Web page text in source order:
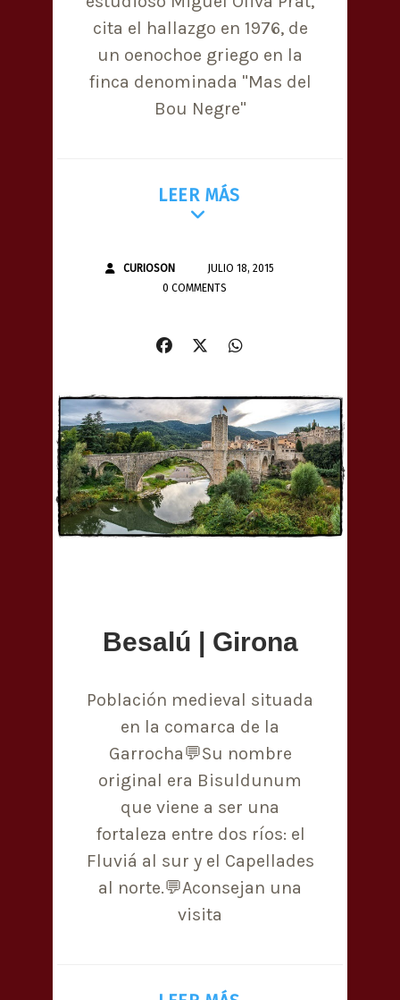
cita el hallazgo en 1976, de
un oenochoe griego en la
finca denominada "Mas del
Bou Negre"
LEER MÁS
CURIOSON
JULIO 18, 2015
0 COMMENTS
Besalú | Girona
Población medieval situada
en la comarca de la
Garrocha💬Su nombre
original era Bisuldunum
que viene a ser una
fortaleza entre dos ríos: el
Fluviá al sur y el Capellades
al norte.💬Aconsejan una
visita